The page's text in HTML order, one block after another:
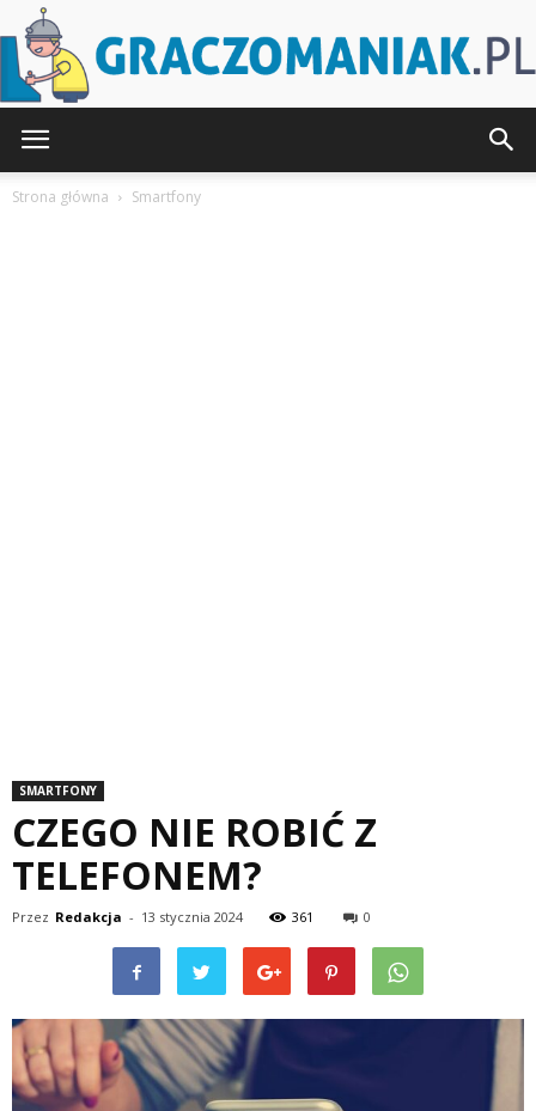
Strona główna Smartfony
SMARTFONY
CZEGO NIE ROBIĆ Z
TELEFONEM?
Przez Redakcja - 13 stycznia 2024 361 0